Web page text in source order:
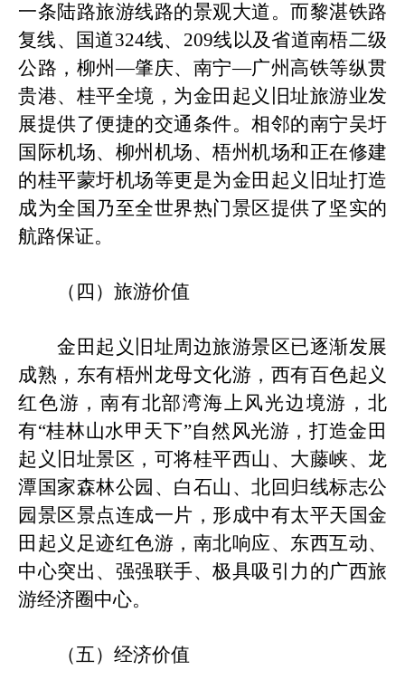
一条陆路旅游线路的景观大道。而黎湛铁路
复线、国道324线、209线以及省道南梧二级
公路，柳州—肇庆、南宁—广州高铁等纵贯
贵港、桂平全境，为金田起义旧址旅游业发
展提供了便捷的交通条件。相邻的南宁吴圩
国际机场、柳州机场、梧州机场和正在修建
的桂平蒙圩机场等更是为金田起义旧址打造
成为全国乃至全世界热门景区提供了坚实的
航路保证。
（四）旅游价值
金田起义旧址周边旅游景区已逐渐发展
成熟，东有梧州龙母文化游，西有百色起义
红色游，南有北部湾海上风光边境游，北
有“桂林山水甲天下”自然风光游，打造金田
起义旧址景区，可将桂平西山、大藤峡、龙
潭国家森林公园、白石山、北回归线标志公
园景区景点连成一片，形成中有太平天国金
田起义足迹红色游，南北响应、东西互动、
中心突出、强强联手、极具吸引力的广西旅
游经济圈中心。
（五）经济价值